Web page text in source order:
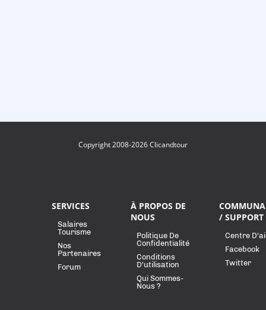
Copyright 2008-2026 Clicandtour
SERVICES
Salaires
Tourisme
Nos
Partenaires
Forum
À PROPOS DE
NOUS
Politique De
Confidentialité
Conditions
D'utilisation
Qui Sommes-
Nous ?
/ SUPPORT
Centre
Facebook
Twitter